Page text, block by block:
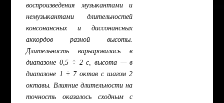
воспроизведения музыкантами и
немузыкантами длительностей
консонансных и диссонансных
аккордов разной высоты.
Длительность варьировалась в
диапазоне 0,5 ÷ 2 с, высота — в
диапазоне 1 ÷ 7 октав с шагом 2
октавы. Влияние длительности на
точность оказалось сходным с